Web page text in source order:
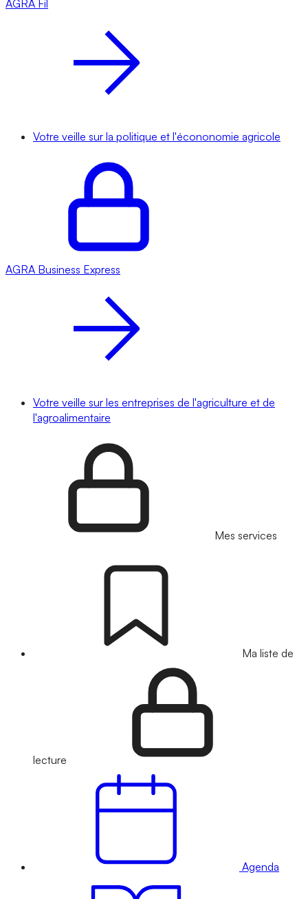
AGRA Fil
Votre veille sur la politique et l'écononomie agricole
AGRA Business Express
Votre veille sur les entreprises de l'agriculture et de
l'agroalimentaire
Mes services
Ma liste de
lecture
Agenda